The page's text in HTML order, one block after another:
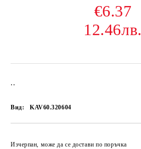
€6.37
12.46лв.
..
Вид: KAV60.320604
Изчерпан, може да се достави по поръчка